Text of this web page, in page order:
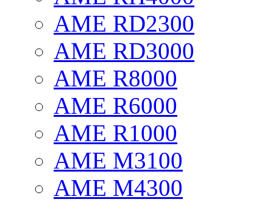
AME RD2300
AME RD3000
AME R8000
AME R6000
AME R1000
AME M3100
AME M4300